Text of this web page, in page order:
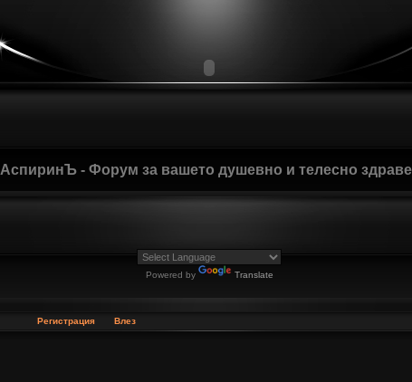
АспиринЪ - Форум за вашето душевно и телесно здраве
Powered by Translate
Регистрация
Влез